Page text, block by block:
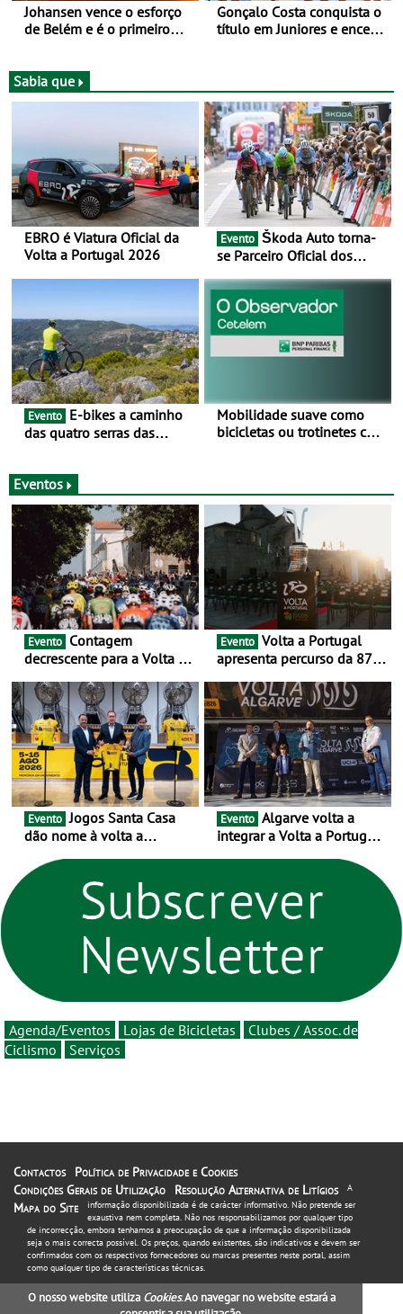
Johansen vence o esforço
de Belém e é o primeiro
entre 5 e 16 de Agosto
Gonçalo Costa conquista o
título em Juniores e encerra
Sabia que
EBRO é Viatura Oficial da
Volta a Portugal 2026
Evento
se Parceiro Oficial dos
BTT e Gravel da UCI - Para
os anos de 2025 e 2026
Evento
das quatro serras das
e 10 de Junho
Mobilidade suave como
bicicletas ou trotinetes com
usam os automóveis
exclusivamente em áreas
urbanas
Eventos
Evento
decrescente para a Volta a
as 17 equipas de 2026
Evento
apresenta percurso da 87.ª
novo ciclo rumo ao
centenário
Evento Jogos Santa Casa
dão nome à volta a
um novo ciclo da prova
rumo ao centenário - Volta
a Portugal em Bicicleta
estará na estrada entre 5 e
16 de agosto
Evento
integrar a Volta a Portugal
Agenda/Eventos Lojas de Bicicletas
Clubes / Assoc. de
Ciclismo
Serviços
Contactos
Política de Privacidade e Cookies
Condições Gerais de Utilização
Resolução Alternativa de Litígios
Mapa do Site
A
informação disponibilizada é de carácter informativo. Não pretende ser
exaustiva nem completa. Não nos responsabilizamos por qualquer tipo
de incorrecção, embora tenhamos a preocupação de que a informação disponibilizada
seja o mais correcta possível. Os preços, quando existentes, são indicativos e devem ser
confirmados com os respectivos fornecedores ou marcas presentes neste portal, assim
como qualquer tipo de características técnicas.
O nosso website utiliza Cookies. Ao navegar no website estará a